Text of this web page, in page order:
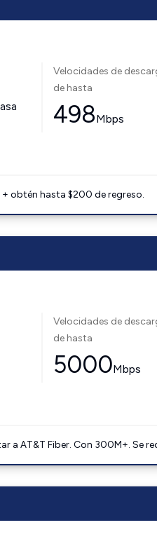
Velocidades de
de hasta
498Mbps
obtén hasta $200 de regreso.
Velocidades de
de hasta
5000Mbps
AT&T Fiber. Con 300M+. Se